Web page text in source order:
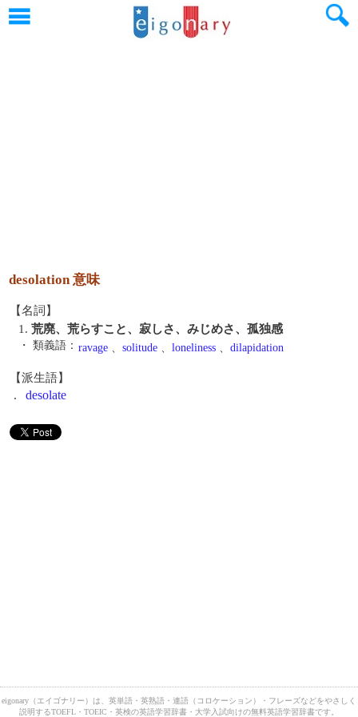
desolation 意味
【名詞】
1. 荒廃、荒らすこと、寂しさ、みじめさ、孤独感
・ 類義語： ravage 、 solitude 、 loneliness 、 dilapidation
【派生語】
. desolate
eigonary（エイゴナリー）は、英単語・英熟語・連語（コロケーション）・フレーズなどをやさしく
説明するTOEFL・TOEIC・英検の英語学習辞書・大学入試向けの無料英語学習辞書です。